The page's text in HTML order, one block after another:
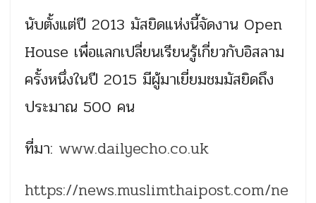
นับตั้งแต่ปี 2013 มัสยิดแห่งนี้จัดงาน Open
House เพื่อแลกเปลี่ยนเรียนรู้เกี่ยวกับอิสลาม
ครั้งหนึ่งในปี 2015 มีผู้มาเยี่ยมชมมัสยิดถึง
ประมาณ 500 คน
ที่มา: www.dailyecho.co.uk
https://news.muslimthaipost.com/ne